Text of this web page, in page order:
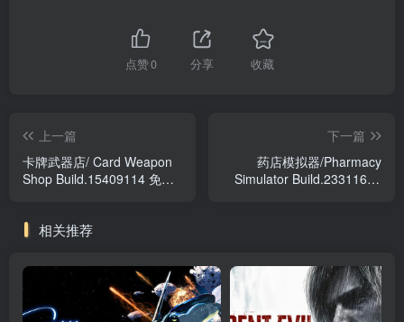
点赞0 分享 收藏
上一篇
卡牌武器店/ Card Weapon
Shop Build.15409114 免安
下一篇
药店模拟器/Pharmacy
Simulator Build.23311617
相关推荐